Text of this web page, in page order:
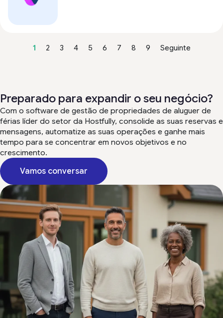
1 2 3 4 5 6 7 8 9 Seguinte
Preparado para expandir o seu negócio?
Com o software de gestão de propriedades de aluguer de
férias líder do setor da Hostfully, consolide as suas reservas e
mensagens, automatize as suas operações e ganhe mais
tempo para se concentrar em novos objetivos e no
crescimento.
Vamos conversar